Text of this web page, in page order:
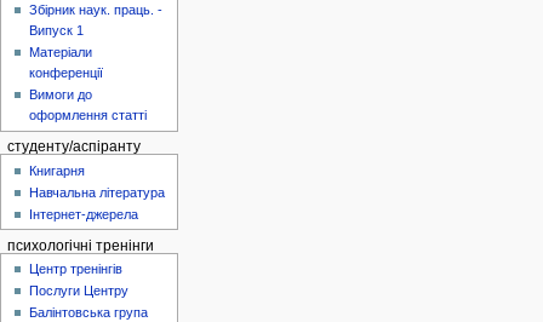
Збірник наук. праць. -
Випуск 1
Матеріали
конференції
Вимоги до
оформлення статті
студенту/аспіранту
Книгарня
Навчальна література
Інтернет-джерела
психологічні тренінги
Центр тренінгів
Послуги Центру
Балінтовська група